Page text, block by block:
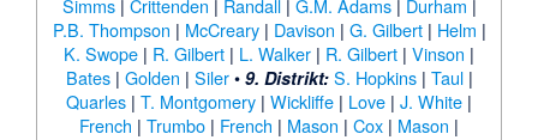
Simms| Crittenden | Randall| G.M. Adams| Durham |
P.B. Thompson | McCreary| Davison | G. Gilbert| Helm |
K. Swope | R. Gilbert | L. Walker | R. Gilbert | Vinson |
Bates| Golden | Siler• 9. Distrikt: S. Hopkins| Taul|
Quarles | T. Montgomery | Wickliffe | Love | J. White |
French | Trumbo | French | Mason | Cox | Mason |